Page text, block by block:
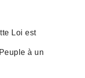
Loi est
à un